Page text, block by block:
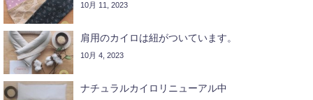
10月 11, 2023
肩用のカイロは紐がついています。
10月 4, 2023
ナチュラルカイロリニューアル中